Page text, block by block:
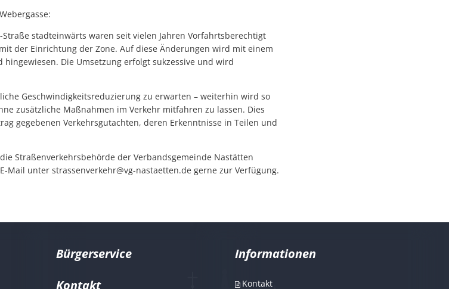
stadteinwärts waren seit vielen Jahren Vorfahrtsberechtigt
der Einrichtung der Zone. Auf diese Änderungen wird mit einem
hingewiesen. Die Umsetzung erfolgt sukzessive und wird
Geschwindigkeitsreduzierung zu erwarten – weiterhin wird so
zusätzliche Maßnahmen im Verkehr mitfahren zu lassen. Dies
gegebenen Verkehrsgutachten, deren Erkenntnisse in Teilen und
Straßenverkehrsbehörde der Verbandsgemeinde Nastätten
Mail unter strassenverkehr@vg-nastaetten.de gerne zur Verfügung.
Bürgerservice
Kontakt
Informationen
Kontakt